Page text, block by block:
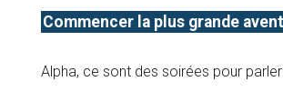
Commencer la plus grande
Alpha, ce sont des soirées pour parler